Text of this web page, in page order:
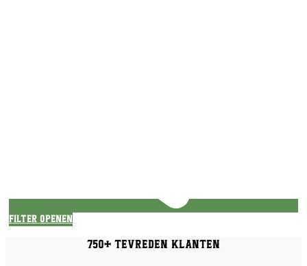
Filter openen
750+ tevreden klanten